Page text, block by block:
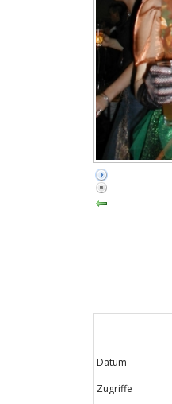
Datum
Zugriffe